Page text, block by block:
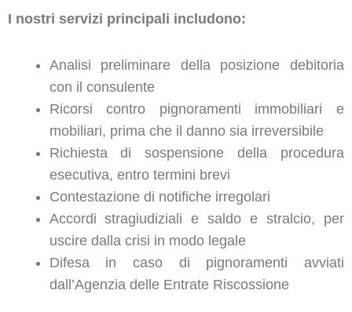
I nostri servizi principali includono:
Analisi preliminare della posizione debitoria
con il consulente
Ricorsi contro pignoramenti immobiliari e
mobiliari, prima che il danno sia irreversibile
Richiesta di sospensione della procedura
esecutiva, entro termini brevi
Contestazione di notifiche irregolari
Accordi stragiudiziali e saldo e stralcio, per
uscire dalla crisi in modo legale
Difesa in caso di pignoramenti avviati
dall’Agenzia delle Entrate Riscossione